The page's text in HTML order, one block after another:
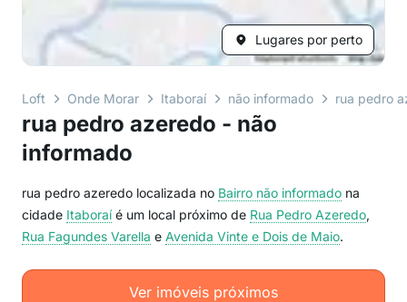
Lugares por perto
Loft Onde Morar Itaboraí não informado rua pedro
rua pedro azeredo - não
informado
rua pedro azeredo localizada no Bairro não informado na
cidade Itaboraíé um local próximo de Rua Pedro Azeredo,
Rua Fagundes Varella e Avenida Vinte e Dois de Maio.
Ver imóveis próximos